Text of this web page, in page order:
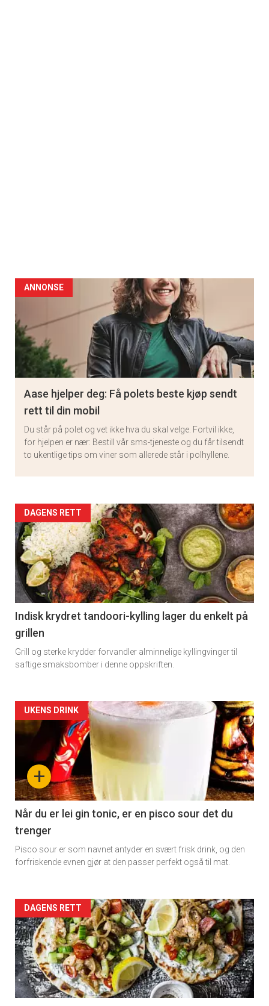
ANNONSE
Aase hjelper deg: Få polets beste kjøp sendt
rett til din mobil
Du står på polet og vet ikke hva du skal velge. Fortvil ikke,
for hjelpen er nær: Bestill vår sms-tjeneste og du får tilsendt
to ukentlige tips om viner som allerede står i polhyllene.
Artikler
detail
-
section
11
DAGENS RETT
Indisk krydret tandoori-kylling lager du enkelt på
grillen
Grill og sterke krydder forvandler alminnelige kyllingvinger til
saftige smaksbomber i denne oppskriften.
Artikler
detail
section
11
Dagens
rett
+
UKENS DRINK
Når du er lei gin tonic, er en pisco sour det du
trenger
Pisco sour er som navnet antyder en svært frisk drink, og den
forfriskende evnen gjør at den passer perfekt også til mat.
Artikler
detail
-
section
DAGENS RETT